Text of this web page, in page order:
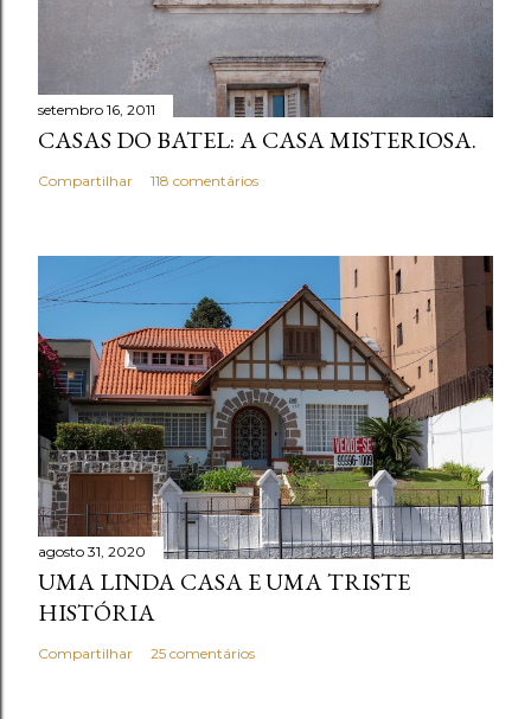
setembro 16, 2011
CASAS DO BATEL: A CASA MISTERIOSA.
Compartilhar 118 comentários
agosto 31, 2020
UMA LINDA CASA E UMA TRISTE
HISTÓRIA
Compartilhar 25 comentários